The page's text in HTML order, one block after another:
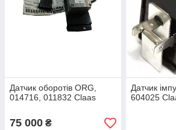
Датчик оборотів ORG,
014716, 011832 Claas
75 000 ₴
Датчик
604025